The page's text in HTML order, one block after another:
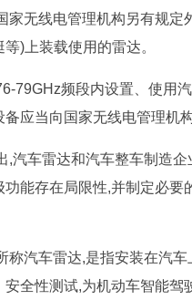
家无线电管理机构另有规
)上装载使用的雷达。
79GHz频段内设置、使用
应当向国家无线电管理机
,汽车雷达和汽车整车制造
功能存在局限性,并制定必
称汽车雷达,是指安装在汽
安全性测试,为机动车智能驾